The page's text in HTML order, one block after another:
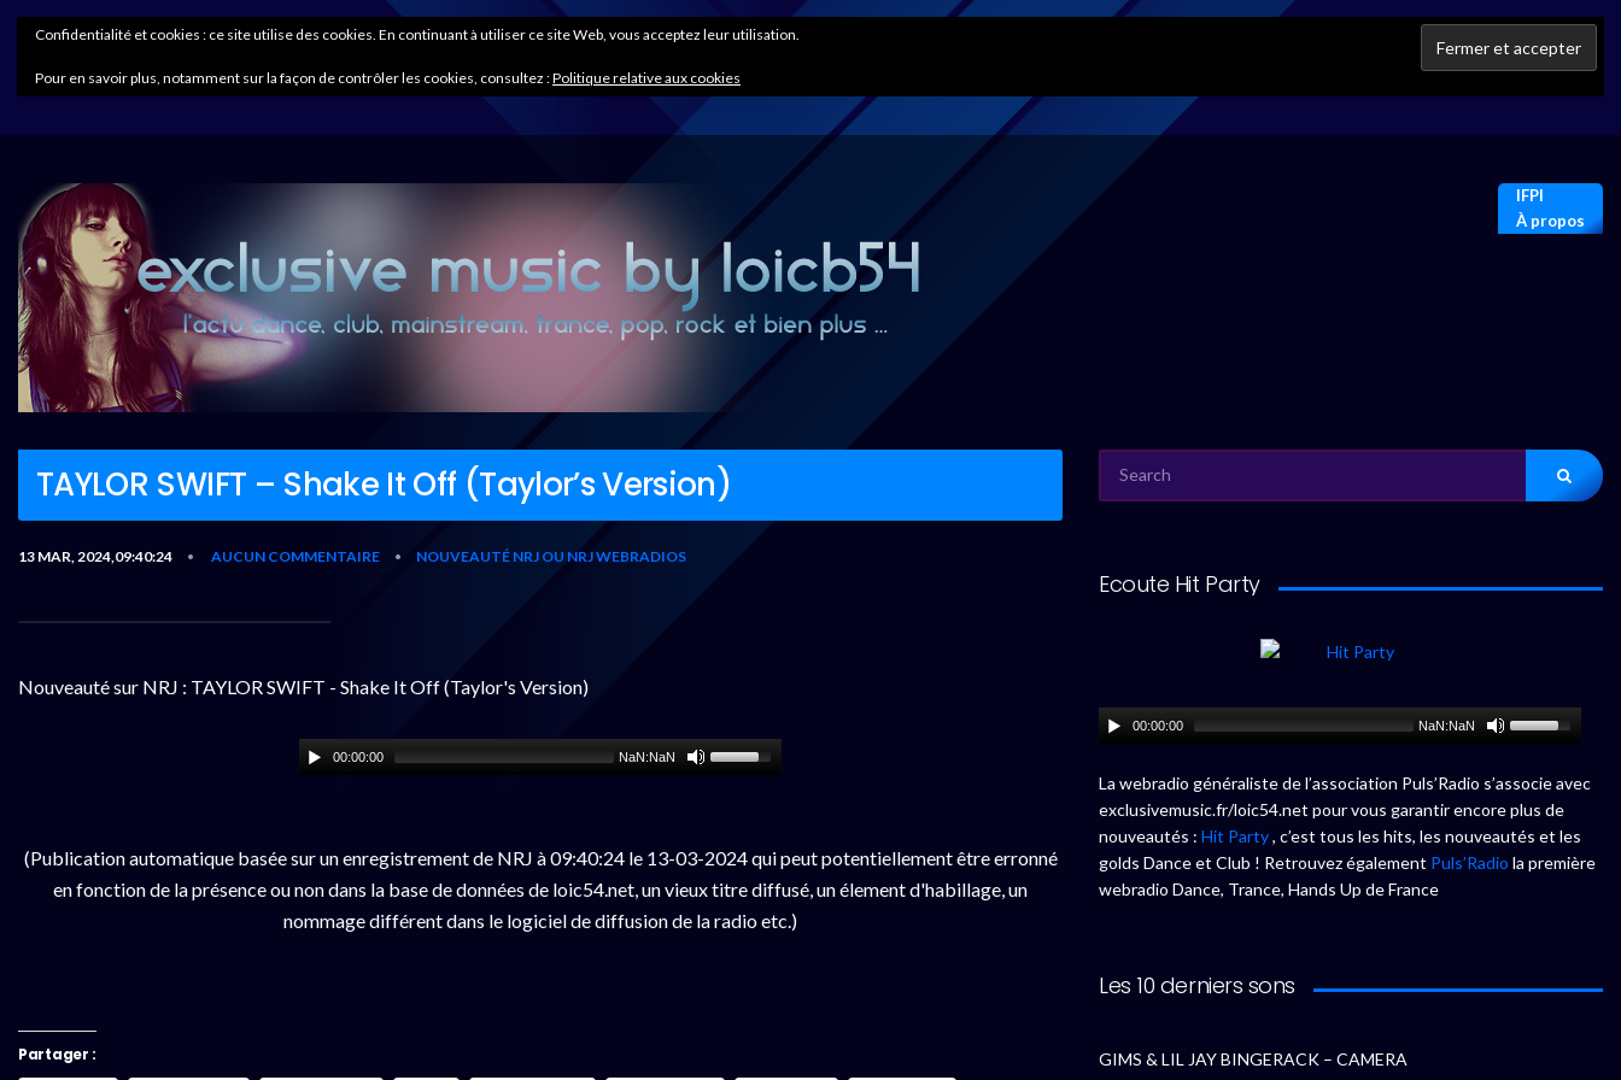
IFPI
À propos
TAYLOR SWIFT – Shake It Off (Taylor’s Version)
13 MAR, 2024,09:40:24 • AUCUN COMMENTAIRE • NOUVEAUTÉ NRJ OU NRJ WEBRADIOS
Nouveauté sur NRJ : TAYLOR SWIFT - Shake It Off (Taylor's Version)
00:00:00 NaN:NaN
(Publication automatique basée sur un enregistrement de NRJ à 09:40:24 le 13-03-2024 qui peut potentiellement être erronné
en fonction de la présence ou non dans la base de données de loic54.net, un vieux titre diffusé, un élement d'habillage, un
nommage différent dans le logiciel de diffusion de la radio etc.)
Partager :
FOR:
Ecoute Hit Party
00:00:00 NaN:NaN
La webradio généraliste de l’association Puls’Radio s’associe avec
exclusivemusic.fr/loic54.net pour vous garantir encore plus de
nouveautés : Hit Party, c’est tous les hits, les nouveautés et les
golds Dance et Club ! Retrouvez également Puls’Radio la première
webradio Dance, Trance, Hands Up de France
Les 10 derniers sons
GIMS & LIL JAY BINGERACK – CAMERA
Confidentialité et cookies : ce site utilise des cookies. En continuant à utiliser ce site Web, vous acceptez leur utilisation.
Pour en savoir plus, notamment sur la façon de contrôler les cookies, consultez :Politique relative aux cookies